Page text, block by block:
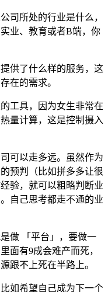
司所处的行业是什么，
业、教育或者B端，你
供了什么样的服务，这
在的需求。
工具，因为女生非常在
量计算，这是控制摄入
可以走多远。虽然作为
预判（比如拼多多让很
验，就可以粗略判断业
自己思考都走不通的业
做 「平台」，要做一
面有9成会难产而死，
跟不上死在半路上。
如希望自己成为下一个